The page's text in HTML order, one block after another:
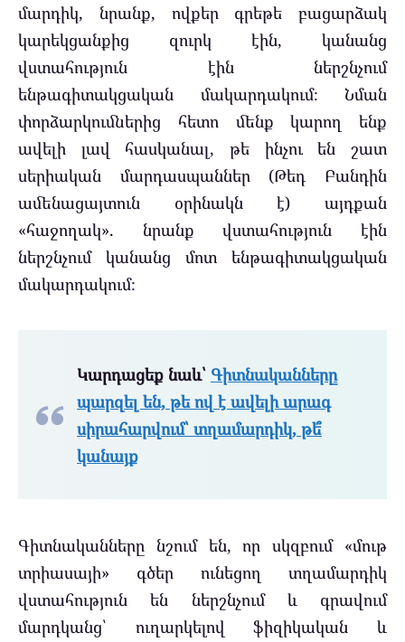
մարդիկ, նրանք, ովքեր գրեթե բացարձակ
կարեկցանքից զուրկ էին, կանանց
վստահություն էին ներշնչում
ենթագիտակցական մակարդակում։ Նման
փորձարկումներից հետո մենք կարող ենք
ավելի լավ հասկանալ, թե ինչու են շատ
սերիական մարդասպաններ (Թեդ Բանդին
ամենացայտուն օրինակն է) այդքան
«հաջողակ». նրանք վստահություն էին
ներշնչում կանանց մոտ ենթագիտակցական
մակարդակում։
Կարդացեք նաև՝ Գիտնականները
պարզել են, թե ով է ավելի արագ
սիրահարվում՝ տղամարդիկ, թե՞
կանայք
Գիտնականները նշում են, որ սկզբում «մութ
տրիասայի» գծեր ունեցող տղամարդիկ
վստահություն են ներշնչում և գրավում
մարդկանց՝ ուղարկելով ֆիզիկական և